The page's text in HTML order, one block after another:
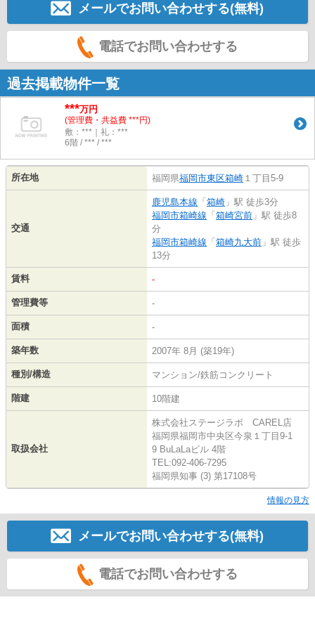
メールでお問い合わせする(無料)
電話でお問い合わせする
過去掲載物件一覧
***万円
(管理費・共益費 ***円)
敷：***｜礼：***
6階 / *** / ***
所在地 福岡県福岡市東区箱崎 １丁目5-9
交通
鹿児島本線 「 箱崎 」駅 徒歩3分
福岡市箱崎線 「 箱崎宮前 」駅 徒歩8
分
福岡市箱崎線 「 箱崎九大前 」駅 徒歩
13分
賃料 -
管理費等 -
面積 -
築年数 2007年 8月 (築19年)
種別/構造 マンション/鉄筋コンクリート
階建 10階建
取扱会社
株式会社ステージラボ CAREL店
福岡県福岡市中央区今泉１丁目9-1
9 BuLaLaビル 4階
TEL:092-406-7295
福岡県知事 (3) 第17108号
情報の見方
メールでお問い合わせする(無料)
電話でお問い合わせする